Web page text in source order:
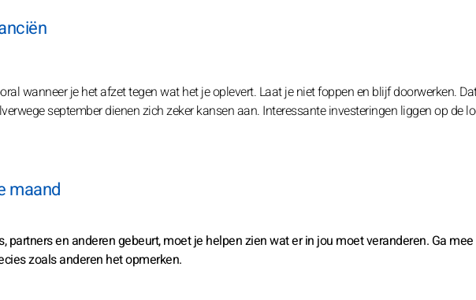
wanneer je het afzet tegen wat het je oplevert. Laat je niet foppen en blijf doorwerken.
september dienen zich zeker kansen aan. Interessante investeringen liggen op de
maand
partners en anderen gebeurt, moet je helpen zien wat er in jou moet veranderen. Ga
zoals anderen het opmerken.